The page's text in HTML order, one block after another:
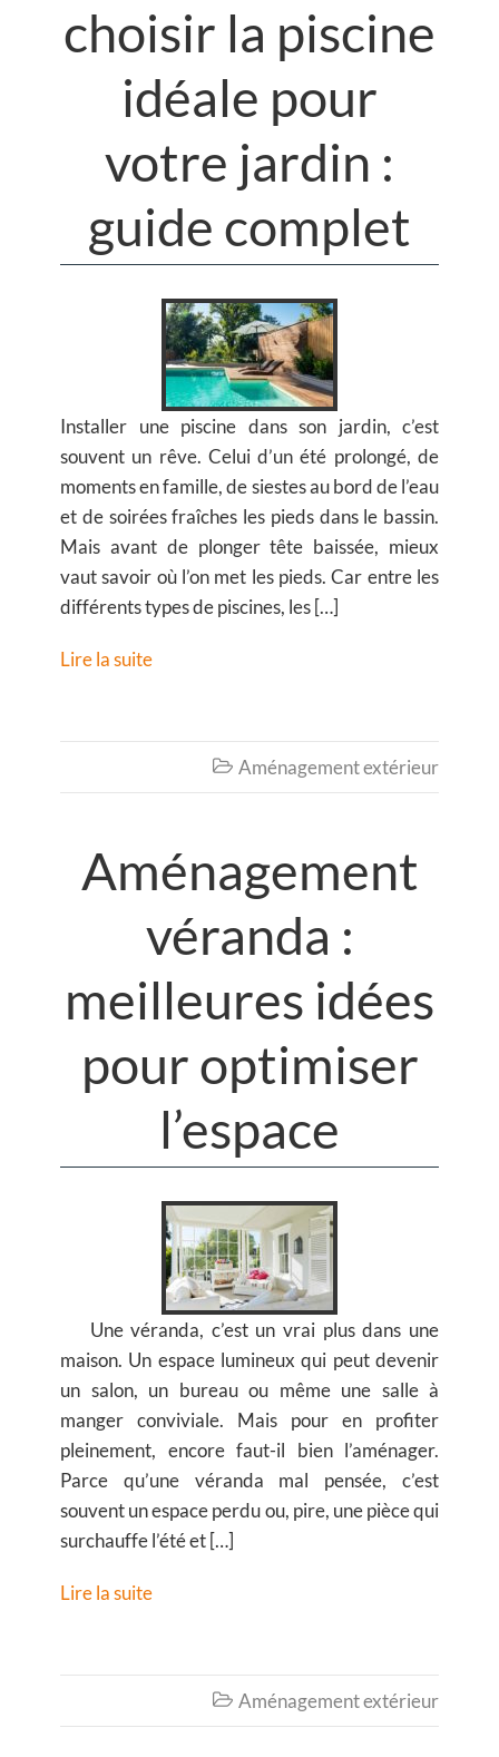
choisir la piscine
idéale pour
votre jardin :
guide complet
Installer une piscine dans son jardin, c’est
souvent un rêve. Celui d’un été prolongé, de
moments en famille, de siestes au bord de l’eau
et de soirées fraîches les pieds dans le bassin.
Mais avant de plonger tête baissée, mieux
vaut savoir où l’on met les pieds. Car entre les
différents types de piscines, les […]
Lire la suite
 Aménagement extérieur
Aménagement
véranda :
meilleures idées
pour optimiser
l’espace
Une véranda, c’est un vrai plus dans une
maison. Un espace lumineux qui peut devenir
un salon, un bureau ou même une salle à
manger conviviale. Mais pour en profiter
pleinement, encore faut-il bien l’aménager.
Parce qu’une véranda mal pensée, c’est
souvent un espace perdu ou, pire, une pièce qui
surchauffe l’été et […]
Lire la suite
 Aménagement extérieur